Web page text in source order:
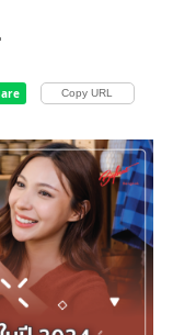
Copy URL